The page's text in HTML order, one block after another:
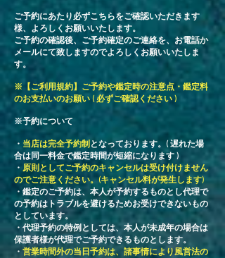
​ご予約にあたり必ずこちらをご確認いただきます
様、よろしくお願いいたします。
ご予約の確認後、ご予約確定のご連絡を、お電話か
メールにて致しますのでよろしくお願いいたしま
す。
​※【ご利用規約】ご予約や鑑定時の注意点・鑑定料
のお支払いのお願い ( 必ずご確認ください )
※予約について
・ 当店は完全予約制となっております。( 遅れた場
合は同一料金で鑑定時間が短縮になります )
​・ 原則としてご予約のキャンセルは受け付けません
のでご注意ください。(キャンセル料が発生します)
・鑑定のご予約は、本人が予約するものとし代理で
の予約はトラブルを避けるためお受けできないもの
としています。
・ ​代理予約の特例としては、本人が未成年の場合は
保護者様が代理でご予約できるものとします。
​・ 営業時間外の当日予約は、諸事情により風営法の